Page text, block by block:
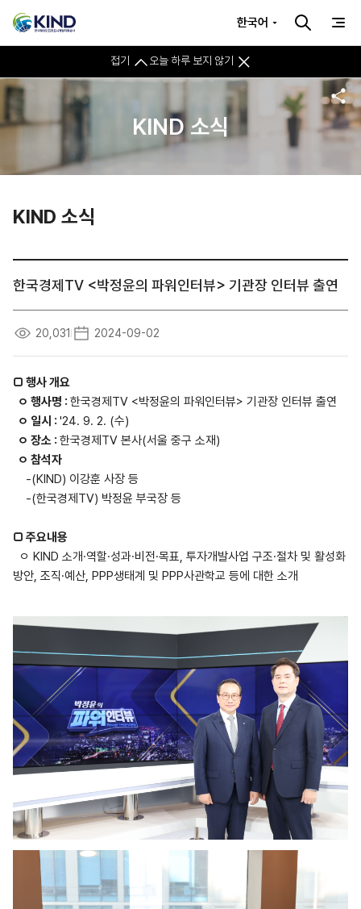
접기 오늘 하루 보지 않기
한국어
KIND 소식
KIND 소식
한국경제TV <박정윤의 파워인터뷰> 기관장 인터뷰 출연
20,031 2024-09-02
□ 행사 개요
ㅇ 행사명 : 한국경제TV <박정윤의 파워인터뷰> 기관장 인터뷰 출연
ㅇ 일시 : '24. 9. 2. (수)
ㅇ 장소 : 한국경제TV 본사(서울 중구 소재)
ㅇ 참석자
-(KIND) 이강훈 사장 등
-(한국경제TV) 박정윤 부국장 등
□ 주요내용
ㅇ KIND 소개·역할·성과·비전·목표, 투자개발사업 구조·절차 및 활성화
방안, 조직·예산, PPP생태계 및 PPP사관학교 등에 대한 소개